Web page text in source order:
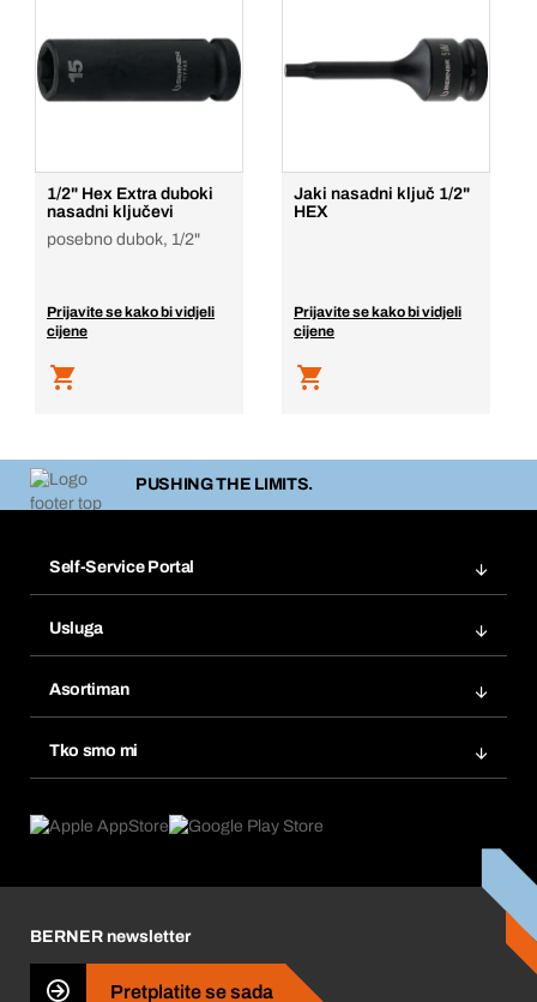
1/2" Hex Extra duboki
nasadni ključevi
posebno dubok, 1/2"
Prijavite se kako bi vidjeli
cijene
Jaki nasadni ključ 1/2"
HEX
Prijavite se kako bi vidjeli
cijene
PUSHING THE LIMITS.
Self-Service Portal
Popisi želja
Ponovno naručivanje
Pretplate
Usluga
Tražitelji proizvoda
Asortiman
Tko smo mi
Što nas pokreće
Business Conduct
BERNER newsletter
Pretplatite se sada